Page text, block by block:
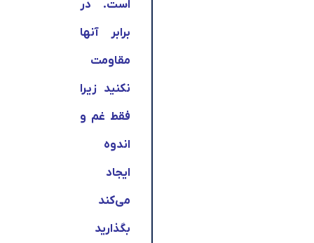
است. در
برابر آنها
مقاومت
نکنید زیرا
فقط غم و
اندوه
ایجاد
می‌کند
بگذارید